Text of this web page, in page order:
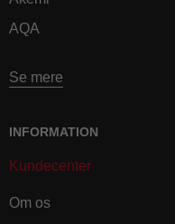
AQA
Se mere
INFORMATION
Kundecenter
Om os